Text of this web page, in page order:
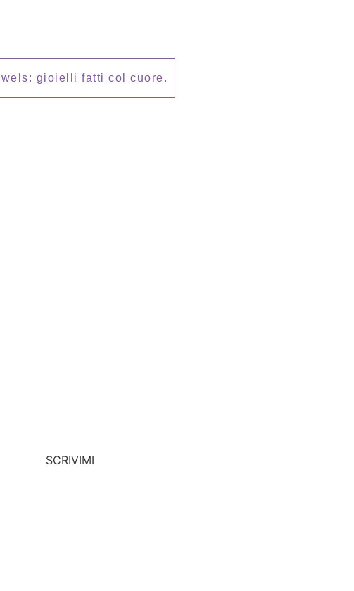
gioielli fatti col cuore.
SCRIVIMI